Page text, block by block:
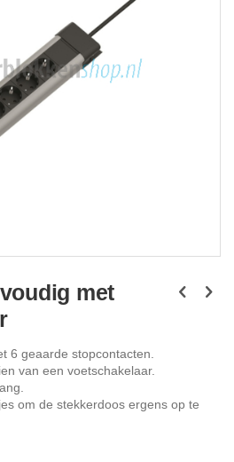
met
6 geaarde stopcontacten.
van een voetschakelaar.
om de stekkerdoos ergens op te